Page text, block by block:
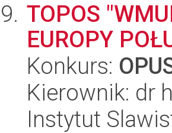
TOPOS
EUROPY
Konkurs:
Kierownik: dr
Instytut